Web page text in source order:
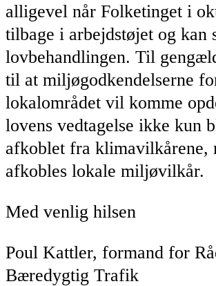
alligevel når Folketinget i
tilbage i arbejdstøjet og kan
lovbehandlingen. Til
til at miljøgodkendelserne
lokalområdet vil komme
lovens vedtagelse ikke kun
afkoblet fra klimavilkårene,
afkobles lokale miljøvilkår.
Med venlig hilsen
Poul Kattler, formand for
Bæredygtig Trafik